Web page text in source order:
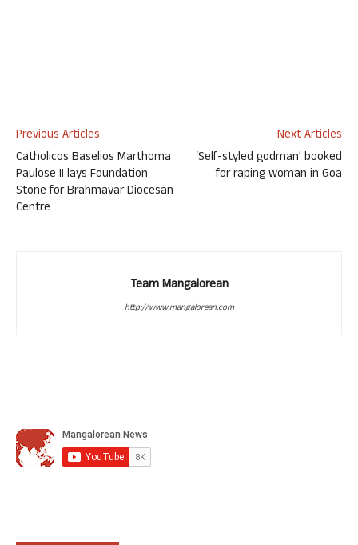
Previous Articles
Catholicos Baselios Marthoma
Paulose II lays Foundation
Stone for Brahmavar Diocesan
Centre
Next Articles
‘Self-styled godman’ booked
for raping woman in Goa
Team Mangalorean
http://www.mangalorean.com